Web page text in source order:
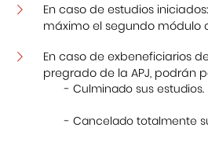
En caso de estudios
máximo el segundo módulo
En caso de exbeneficiarios
pregrado de la APJ, podrán
- Culminado sus estudios.
- Cancelado totalmente